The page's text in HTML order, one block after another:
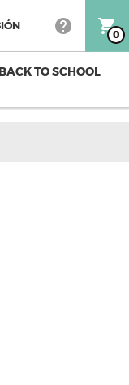
help 0
shopping_cart
BACK TO SCHOOL